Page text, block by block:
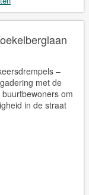
–
met de
om
in de straat